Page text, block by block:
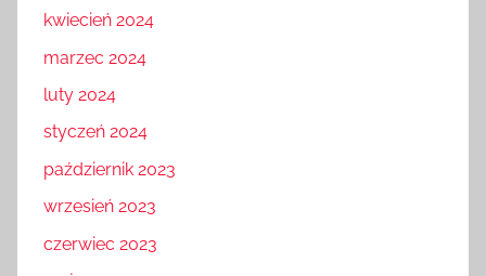
kwiecień 2024
marzec 2024
luty 2024
styczeń 2024
październik 2023
wrzesień 2023
czerwiec 2023